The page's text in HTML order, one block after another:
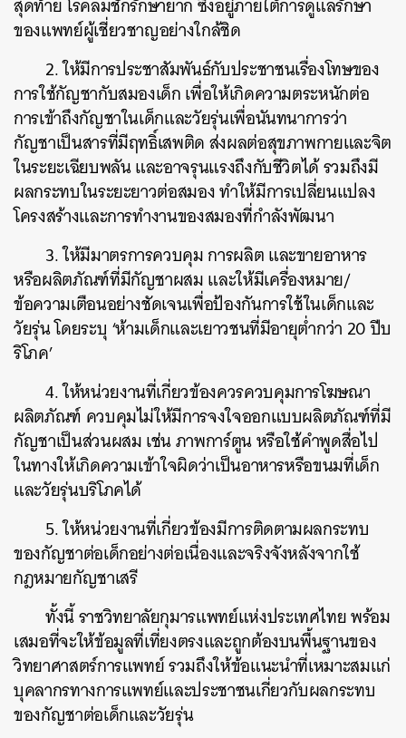
ของแพทย์ผู้เชี่ยวชาญอย่างใกล้ชิด
2. ให้มีการประชาสัมพันธ์กับประชาชนเรื่องโทษของ
การใช้กัญชากับสมองเด็ก เพื่อให้เกิดความตระหนักต่อ
การเข้าถึงกัญชาในเด็กและวัยรุ่นเพื่อนันทนาการว่า
กัญชาเป็นสารที่มีฤทธิ์เสพติด ส่งผลต่อสุขภาพกายและจิต
ในระยะเฉียบพลัน และอาจรุนแรงถึงกับชีวิตได้ รวมถึงมี
ผลกระทบในระยะยาวต่อสมอง ทำให้มีการเปลี่ยนแปลง
โครงสร้างและการทำงานของสมองที่กำลังพัฒนา
3. ให้มีมาตรการควบคุม การผลิต และขายอาหาร
หรือผลิตภัณฑ์ที่มีกัญชาผสม และให้มีเครื่องหมาย/
ข้อความเตือนอย่างชัดเจนเพื่อป้องกันการใช้ในเด็กและ
วัยรุ่น โดยระบุ ‘ห้ามเด็กและเยาวชนที่มีอายุต่ำกว่า 20 ปีบ
ริโภค’
4. ให้หน่วยงานที่เกี่ยวข้องควรควบคุมการโฆษณา
ผลิตภัณฑ์ ควบคุมไม่ให้มีการจงใจออกแบบผลิตภัณฑ์ที่มี
กัญชาเป็นส่วนผสม เช่น ภาพการ์ตูน หรือใช้คำพูดสื่อไป
ในทางให้เกิดความเข้าใจผิดว่าเป็นอาหารหรือขนมที่เด็ก
และวัยรุ่นบริโภคได้
5. ให้หน่วยงานที่เกี่ยวข้องมีการติดตามผลกระทบ
ของกัญชาต่อเด็กอย่างต่อเนื่องและจริงจังหลังจากใช้
กฎหมายกัญชาเสรี
ทั้งนี้ ราชวิทยาลัยกุมารแพทย์แห่งประเทศไทย พร้อม
เสมอที่จะให้ข้อมูลที่เที่ยงตรงและถูกต้องบนพื้นฐานของ
วิทยาศาสตร์การแพทย์ รวมถึงให้ข้อแนะนำที่เหมาะสมแก่
บุคลากรทางการแพทย์และประชาชนเกี่ยวกับผลกระทบ
ของกัญชาต่อเด็กและวัยรุ่น
ค้นหา
SHARE TWEET LINE EMAIL